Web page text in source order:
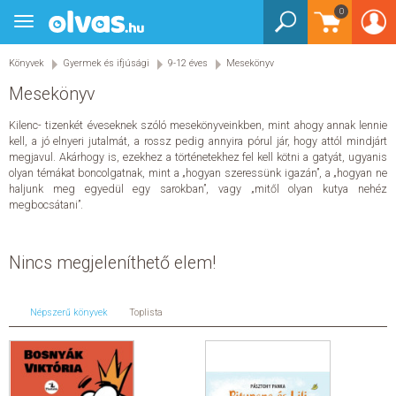
0
Toggle
navigation
Könyvek Gyermek és ifjúsági 9-12 éves Mesekönyv
Mesekönyv
Kilenc- tizenkét éveseknek szóló mesekönyveinkben, mint ahogy annak lennie
kell, a jó elnyeri jutalmát, a rossz pedig annyira pórul jár, hogy attól mindjárt
megjavul. Akárhogy is, ezekhez a történetekhez fel kell kötni a gatyát, ugyanis
olyan témákat boncolgatnak, mint a „hogyan szeressünk igazán”, a „hogyan ne
haljunk meg egyedül egy sarokban”, vagy „mitől olyan kutya nehéz
megbocsátani”.
Nincs megjeleníthető elem!
Népszerű könyvek Toplista
Könyvek
Könyvek
Gyermek és ifjúsági
3-5 éves
Barátság
Akció, kaland, nyomozás
Mesekönyv
6-8 éves
6-8 éves
Barátság
Akció, kaland, nyomozás
Mesekönyv
Barátság
Akció, kaland, nyomozás
Foglalkoztatók
Foglalkoztatók
Gyerekeknek
Gyerekeknek
Foglalkoztató